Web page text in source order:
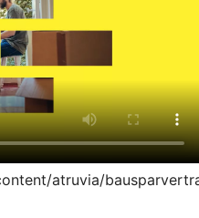
atruvia/